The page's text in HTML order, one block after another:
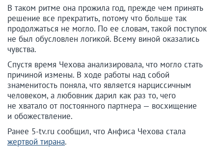
В таком ритме она прожила год, прежде чем принять
решение все прекратить, потому что больше так
продолжаться не могло. По ее словам, такой поступок
не был обусловлен логикой. Всему виной оказались
чувства.
Спустя время Чехова анализировала, что могло стать
причиной измены. В ходе работы над собой
знаменитость поняла, что является нарциссичным
человеком, а любовник дарил как раз то, чего
не хватало от постоянного партнера — восхищение
и обожествление.
Ранее 5-tv.ru сообщил, что Анфиса Чехова стала
жертвой тирана.